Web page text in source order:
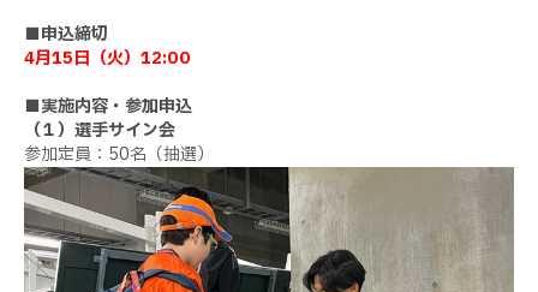
■申込締切
4月15日（火）12:00
■実施内容・参加申込
（１）選手サイン会
参加定員：50名（抽選）